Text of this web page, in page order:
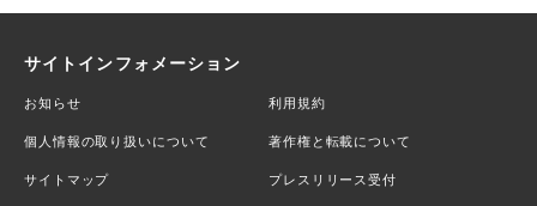
サイトインフォメーション
お知らせ 利用規約
個人情報の取り扱いについて 著作権と転載について
サイトマップ プレスリリース受付